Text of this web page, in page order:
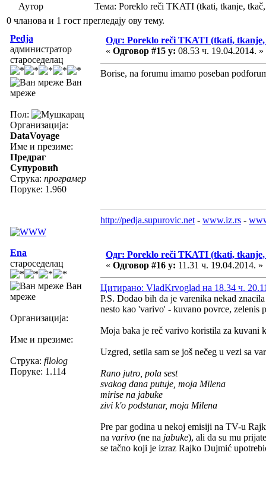
Аутор
Тема: Poreklo reči TKATI (tkati, tkanje,
0 чланова и 1 гост прегледају ову тему.
Pedja
администратор
староседелац
Ван
мреже
Пол:
Организација:
DataVoyage
Име и презиме:
Предраг
Супуровић
Струка: програмер
Поруке: 1.960
Одг: Poreklo reči TKATI (tkati,
« Одговор #15 у: 08.53 ч. 19.04.2014. »
Borise, na forumu imamo poseban
http://pedja.supurovic.net - www.iz.rs -
Ena
староседелац
Ван
мреже
Организација:
Име и презиме:
Струка: filolog
Поруке: 1.114
Одг: Poreklo reči TKATI (tkati,
« Одговор #16 у: 11.31 ч. 19.04.2014. »
Цитирано: VladKrvoglad на 18.34 ч.
P.S. Dodao bih da je varenika nekad
nesto kao 'varivo' - kuvano povrce, zelenis
Moja baka je reč varivo koristila za kuvani
Uzgred, setila sam se još nečeg u vezi sa
Rano jutro, pola sest
svakog dana putuje, moja Milena
mirise na jabuke
zivi k'o podstanar, moja Milena
Pre par godina u nekoj emisiji na TV-u
na varivo (ne na jabuke), ali da su mu
se tačno koji je izraz Rajko Dujmić